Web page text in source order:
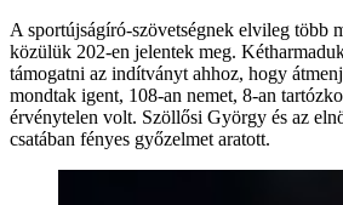
A sportújságíró-szövetségnek elvileg több
közülük 202-en jelentek meg.
támogatni az indítványt ahhoz, hogy
mondtak igent, 108-an nemet, 8-an
érvénytelen volt. Szöllősi György és az
csatában fényes győzelmet aratott.